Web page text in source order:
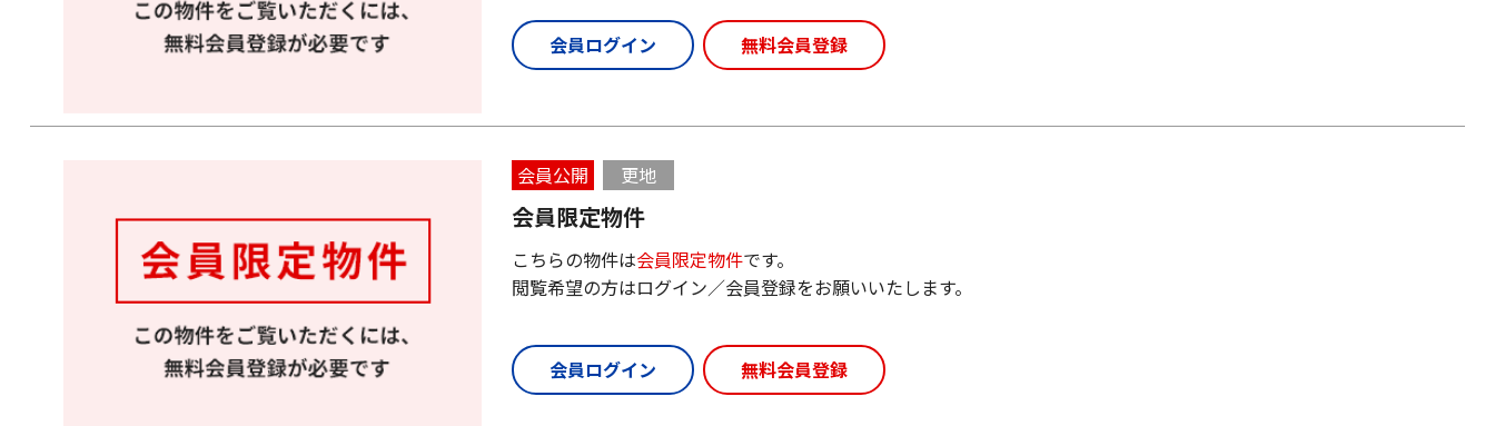
会員ログイン 無料会員登録
会員公開 更地
会員限定物件
こちらの物件は会員限定物件です。
閲覧希望の方はログイン／会員登録をお願いいたします。
会員ログイン 無料会員登録